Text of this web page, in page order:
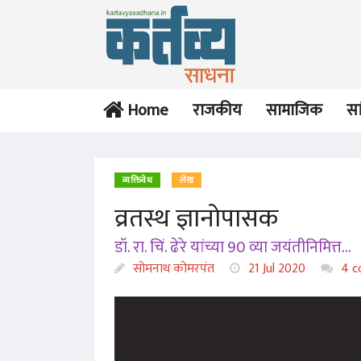
Home राजकीय सामाजिक
व्यक्तिवेध लेख
व्रतस्थ ज्ञानोपासक
डॉ. रा. चिं. ढेरे यांच्या 90 व्या जयंतीनिमित्त...
सोमनाथ कोमरपंत 21 Jul 2020 4
लेख
वज्रनिर्धाराची भूमिका घेणारा
मातृहृदयी...
24 Dec 2020